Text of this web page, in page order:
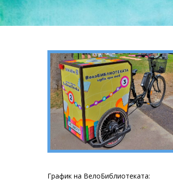
График на ВелоБиблиотеката: